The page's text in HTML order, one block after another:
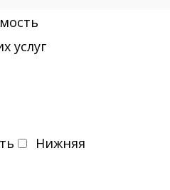
услуг
Нижняя